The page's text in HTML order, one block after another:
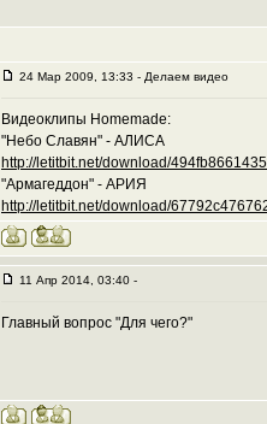
24 Мар 2009, 13:33 - Делаем видео
Видеоклипы Homemade:
"Небо Славян" - АЛИСА
http://letitbit.net/download/
"Армагеддон" - АРИЯ
http://letitbit.net/download/
11 Апр 2014, 03:40 -
Главный вопрос "Для чего?"